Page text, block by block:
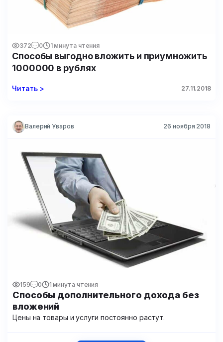
372 0 1 минута чтения
Способы выгодно вложить и приумножить
1000000 в рублях
Читать > 27.11.2018
Валерий Уваров 26 ноября 2018
159 0 1 минута чтения
Способы дополнительного дохода без
вложений
Цены на товары и услуги постоянно растут.